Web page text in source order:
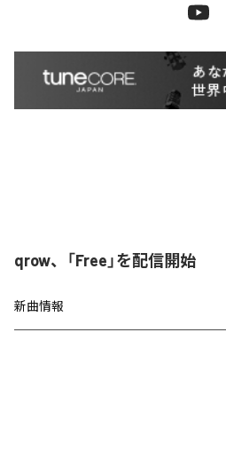
qrow、「Free」を配信開始
新曲情報